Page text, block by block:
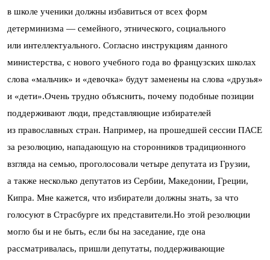
в школе ученики должны избавиться от всех форм
детерминизма — семейного, этнического, социального
или интеллектуального. Согласно инструкциям данного
министерства, с нового учебного года во французских школах
слова «мальчик» и «девочка» будут заменены на слова «друзья»
и «дети».Очень трудно объяснить, почему подобные позиции
поддерживают люди, представляющие избирателей
из православных стран. Например, на прошедшей сессии ПАСЕ
за резолюцию, нападающую на сторонников традиционного
взгляда на семью, проголосовали четыре депутата из Грузии,
а также несколько депутатов из Сербии, Македонии, Греции,
Кипра. Мне кажется, что избиратели должны знать, за что
голосуют в Страсбурге их представители.Но этой резолюции
могло бы и не быть, если бы на заседание, где она
рассматривалась, пришли депутаты, поддерживающие